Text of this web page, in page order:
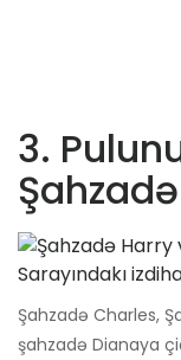
3.
Şahzadə Charles,
şahzadə Dianaya